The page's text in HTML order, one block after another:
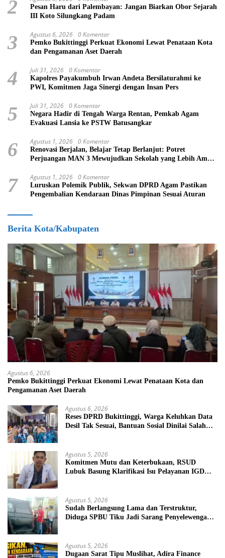
2
Pesan Haru dari Palembayan: Jangan Biarkan Obor Sejarah
III Koto Silungkang Padam
3 Agustus 6, 2026 0 Komentar
Pemko Bukittinggi Perkuat Ekonomi Lewat Penataan Kota
dan Pengamanan Aset Daerah
4 Juli 31, 2026 0 Komentar
Kapolres Payakumbuh Irwan Andeta Bersilaturahmi ke
PWI, Komitmen Jaga Sinergi dengan Insan Pers
5 Juli 31, 2026 0 Komentar
Negara Hadir di Tengah Warga Rentan, Pemkab Agam
Evakuasi Lansia ke PSTW Batusangkar
6 Agustus 1, 2026 0 Komentar
Renovasi Berjalan, Belajar Tetap Berlanjut: Potret
Perjuangan MAN 3 Mewujudkan Sekolah yang Lebih Aman
7 Agustus 1, 2026 0 Komentar
Luruskan Polemik Publik, Sekwan DPRD Agam Pastikan
Pengembalian Kendaraan Dinas Pimpinan Sesuai Aturan
Berita Kota/Kabupaten
Agustus 6, 2026
Pemko Bukittinggi Perkuat Ekonomi Lewat Penataan Kota dan
Pengamanan Aset Daerah
Agustus 6, 2026
Reses DPRD Bukittinggi, Warga Keluhkan Data
Desil Tak Sesuai, Bantuan Sosial Dinilai Salah
Agustus 5, 2026
Komitmen Mutu dan Keterbukaan, RSUD
Lubuk Basung Klarifikasi Isu Pelayanan IGD
Agustus 5, 2026
Sudah Berlangsung Lama dan Terstruktur,
Diduga SPBU Tiku Jadi Sarang Penyelewengan
Agustus 5, 2026
Dugaan Sarat Tipu Muslihat, Adira Finance